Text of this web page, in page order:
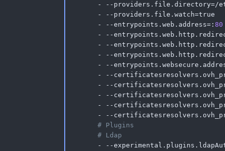
-
- - providers.file.directory=/
-
- - providers.file.watch=true
-
- -entrypoints.web.address= : 80
-
- -
-
- -
-
- -
-
- -
-
- -
-
- -
-
- -
-
- -
-
- -
# Plugins
# Ldap
-
- -